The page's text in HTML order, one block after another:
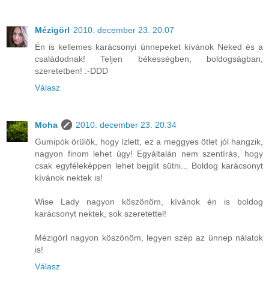
Mézigörl 2010. december 23. 20:07
Én is kellemes karácsonyi ünnepeket kívánok Neked és a
családodnak! Teljen békességben, boldogságban,
szeretetben! :-DDD
Válasz
Moha
2010. december 23. 20:34
Gumipók örülök, hogy ízlett, ez a meggyes ötlet jól hangzik,
nagyon finom lehet úgy! Egyáltalán nem szentírás, hogy
csak egyféleképpen lehet bejglit sütni... Boldog karácsonyt
kívánok nektek is!
Wise Lady nagyon köszönöm, kívánok én is boldog
karácsonyt nektek, sok szeretettel!
Mézigörl nagyon köszönöm, legyen szép az ünnep nálatok
is!
Válasz